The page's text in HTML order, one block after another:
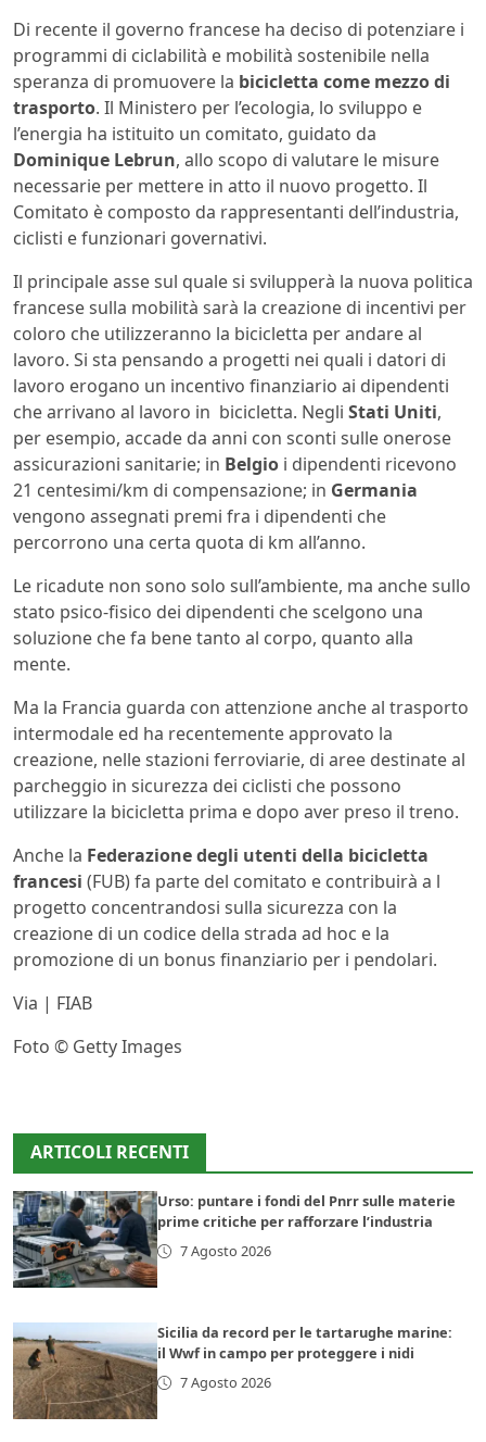
Di recente il governo francese ha deciso di potenziare i
programmi di ciclabilità e mobilità sostenibile nella
speranza di promuovere la bicicletta come mezzo di
trasporto. Il Ministero per l’ecologia, lo sviluppo e
l’energia ha istituito un comitato, guidato da
Dominique Lebrun, allo scopo di valutare le misure
necessarie per mettere in atto il nuovo progetto. Il
Comitato è composto da rappresentanti dell’industria,
ciclisti e funzionari governativi.
Il principale asse sul quale si svilupperà la nuova politica
francese sulla mobilità sarà la creazione di incentivi per
coloro che utilizzeranno la bicicletta per andare al
lavoro. Si sta pensando a progetti nei quali i datori di
lavoro erogano un incentivo finanziario ai dipendenti
che arrivano al lavoro in bicicletta. Negli Stati Uniti,
per esempio, accade da anni con sconti sulle onerose
assicurazioni sanitarie; in Belgio i dipendenti ricevono
21 centesimi/km di compensazione; in Germania
vengono assegnati premi fra i dipendenti che
percorrono una certa quota di km all’anno.
Le ricadute non sono solo sull’ambiente, ma anche sullo
stato psico-fisico dei dipendenti che scelgono una
soluzione che fa bene tanto al corpo, quanto alla
mente.
Ma la Francia guarda con attenzione anche al trasporto
intermodale ed ha recentemente approvato la
creazione, nelle stazioni ferroviarie, di aree destinate al
parcheggio in sicurezza dei ciclisti che possono
utilizzare la bicicletta prima e dopo aver preso il treno.
Anche la Federazione degli utenti della bicicletta
francesi (FUB) fa parte del comitato e contribuirà a l
progetto concentrandosi sulla sicurezza con la
creazione di un codice della strada ad hoc e la
promozione di un bonus finanziario per i pendolari.
Via | FIAB
Foto © Getty Images
ARTICOLI RECENTI
Urso: puntare i fondi del Pnrr sulle materie
prime critiche per rafforzare l’industria
7 Agosto 2026
Sicilia da record per le tartarughe marine:
il Wwf in campo per proteggere i nidi
7 Agosto 2026